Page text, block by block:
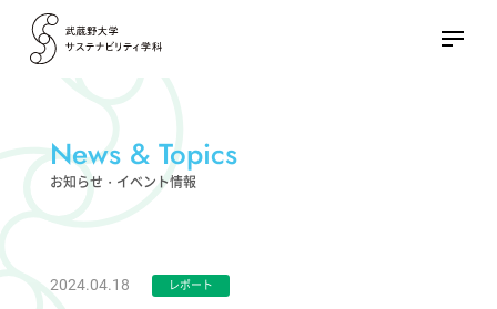
News & Topics
お知らせ・イベント情報
2024.04.18 レポート